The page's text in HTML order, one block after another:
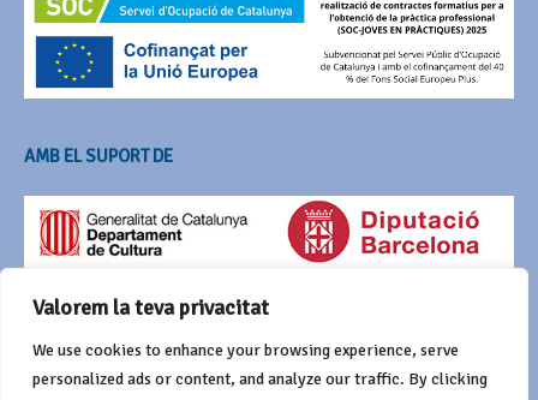
Valorem la teva privacitat
We use cookies to enhance your browsing experience, serve
personalized ads or content, and analyze our traffic. By clicking
AMB EL SUPORT DE